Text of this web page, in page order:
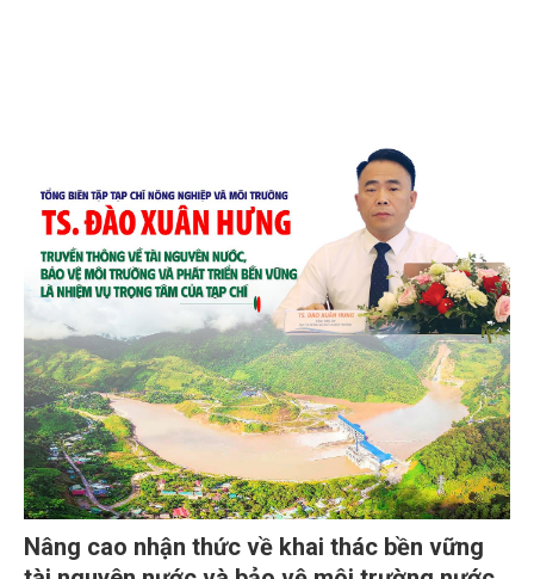
Nâng cao nhận thức về khai thác bền vững